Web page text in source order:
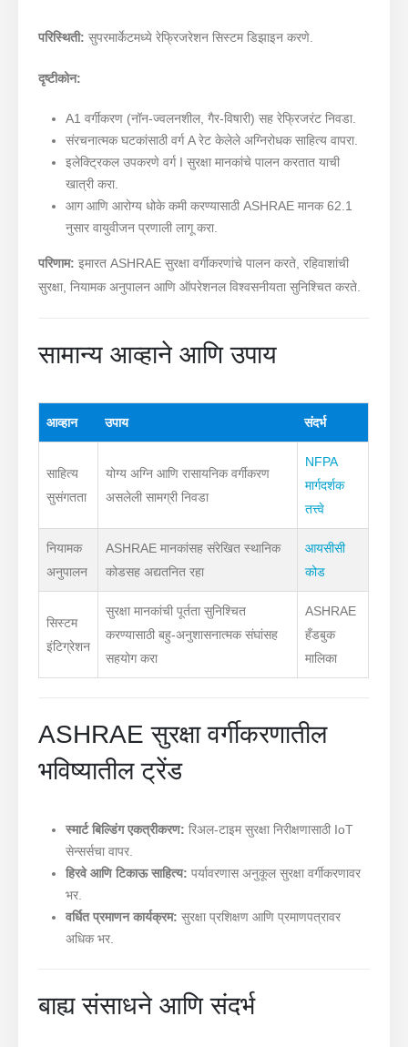
परिस्थिती: सुपरमार्केटमध्ये रेफ्रिजरेशन सिस्टम डिझाइन करणे.
दृष्टीकोन:
A1 वर्गीकरण (नॉन-ज्वलनशील, गैर-विषारी) सह रेफ्रिजरंट निवडा.
संरचनात्मक घटकांसाठी वर्ग A रेट केलेले अग्निरोधक साहित्य वापरा.
इलेक्ट्रिकल उपकरणे वर्ग I सुरक्षा मानकांचे पालन करतात याची
खात्री करा.
आग आणि आरोग्य धोके कमी करण्यासाठी ASHRAE मानक 62.1
नुसार वायुवीजन प्रणाली लागू करा.
परिणाम: इमारत ASHRAE सुरक्षा वर्गीकरणांचे पालन करते, रहिवाशांची
सुरक्षा, नियामक अनुपालन आणि ऑपरेशनल विश्वसनीयता सुनिश्चित करते.
सामान्य आव्हाने आणि उपाय
आव्हान उपाय संदर्भ
साहित्य
सुसंगतता
योग्य अग्नि आणि रासायनिक वर्गीकरण
असलेली सामग्री निवडा
NFPA
मार्गदर्शक
तत्त्वे
नियामक
अनुपालन
ASHRAE मानकांसह संरेखित स्थानिक
कोडसह अद्यतनित रहा
आयसीसी
कोड
सिस्टम
इंटिग्रेशन
सुरक्षा मानकांची पूर्तता सुनिश्चित
करण्यासाठी बहु-अनुशासनात्मक संघांसह
सहयोग करा
ASHRAE
हँडबुक
मालिका
ASHRAE सुरक्षा वर्गीकरणातील
भविष्यातील ट्रेंड
स्मार्ट बिल्डिंग एकत्रीकरण: रिअल-टाइम सुरक्षा निरीक्षणासाठी IoT
सेन्सर्सचा वापर.
हिरवे आणि टिकाऊ साहित्य: पर्यावरणास अनुकूल सुरक्षा वर्गीकरणावर
भर.
वर्धित प्रमाणन कार्यक्रम: सुरक्षा प्रशिक्षण आणि प्रमाणपत्रावर
अधिक भर.
बाह्य संसाधने आणि संदर्भ